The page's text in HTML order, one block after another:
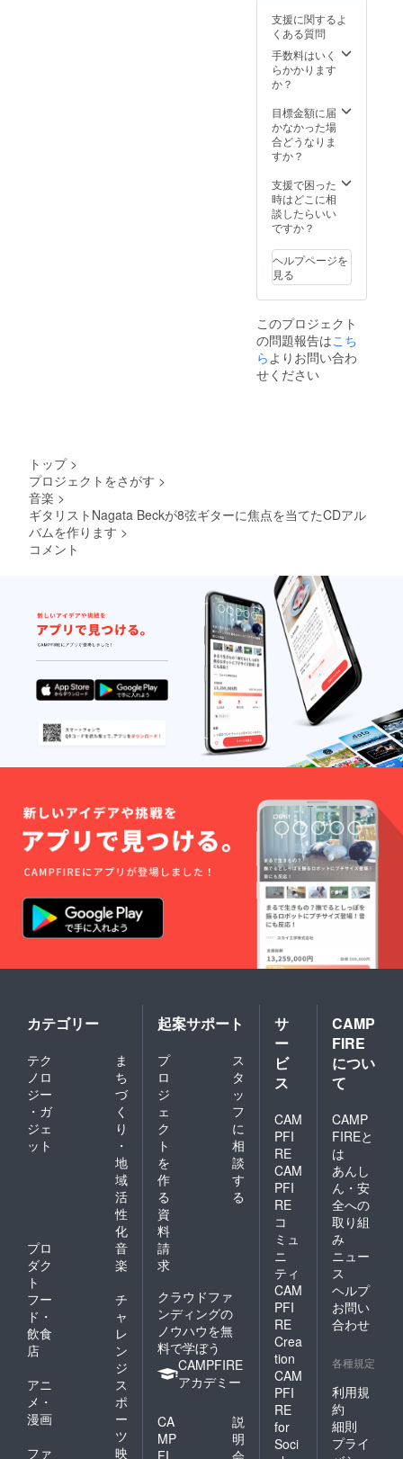
当。 ライブ
居酒屋
「スーパー
フリーク」
のレギュ
ラーや、 ラ
イブハウス
「ケント
キー」にも
出演する。
2008年プロ
レスラー デ
ビル雅美引
ポート。
2010年、
2012-2020年
長与千種
Degrees ケ
ントス公演
& Chic
Guitar
Contest
2012決勝進
出。
2012年The
Stylistics シ
ンガポール
公演、キャ
ピタルホテ
サポート。
その他、ア
コース
ティックギ
ターでホテ
ルやレスト
ランでの
BGM演奏、
インストバ
ギターだけ
でなく、作
曲、レコー
ディング、
もてがけ、
自主制作ミ
ニアルバム
を6枚発表。
ライブサ
ポート、レ
コーディン
グ等精力的
に活動中。
支援に関するよ
くある質問
手数料はいく
らかかります
か？
目標金額に届
かなかった場
合どうなりま
すか？
支援で困った
時はどこに相
談したらいい
ですか？
ヘルプページを
見る
このプロジェクト
の問題報告はこち
らよりお問い合わ
せください
トップ >
プロジェクトをさがす >
音楽 >
ギタリストNagata Beckが8弦ギターに焦点を当てたCDアル
バムを作ります >
コメント
カテゴリー
テク
ノロ
ジー
・ガ
ジェ
ット
ま
ち
づ
く
り
・
地
域
活
性
化
プロ
ダク
ト
音
楽
フー
ド・
飲食
店
チ
ャ
レ
ン
ジ
アニ
メ・
漫画
ス
ポ
ー
ツ
ファ
映
起案サポート
プ
ロ
ジ
ェ
ク
ト
を
作
る
ス
タ
ッ
フ
に
相
談
す
る
資
料
請
求
クラウドファ
ンディングの
ノウハウを無
料で学ぼう
CAMPFIRE
アカデミー
CA
MP
説
明
サ
ー
ビ
ス
CAM
PFI
RE
CAM
PFI
RE
コ
ミュ
ニ
ティ
CAM
PFI
RE
Crea
tion
CAM
PFI
RE
for
Soci
CAMP
FIRE
につい
て
CAMP
FIREと
は
あんし
ん・安
全への
取り組
み
ニュー
ス
ヘルプ
お問い
合わせ
各種規定
利用規
約
細則
プライ